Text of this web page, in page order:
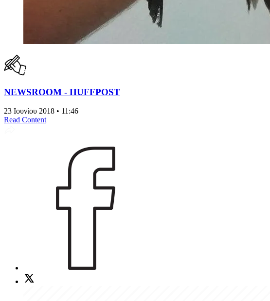
NEWSROOM - HUFFPOST
23 Ιουνίου 2018 • 11:46
Read Content